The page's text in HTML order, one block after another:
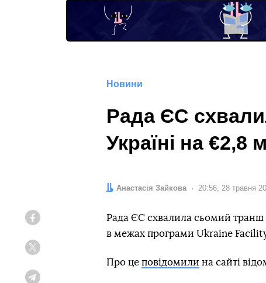
Новини
Рада ЄС
Україні на €2,8
Автор:
Анастасія Зайкова Дата:
20:56, 28 травня
Рада ЄС схвалила сьомий транш
в межах програми Ukraine
Про це повідомили на сайті